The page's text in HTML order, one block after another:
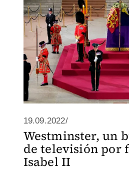
19.09.2022/
Westminster, un
de televisión por
Isabel II